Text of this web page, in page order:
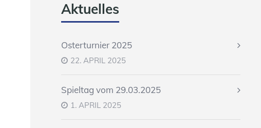
Aktuelles
Osterturnier 2025
22. APRIL 2025
Spieltag vom 29.03.2025
1. APRIL 2025